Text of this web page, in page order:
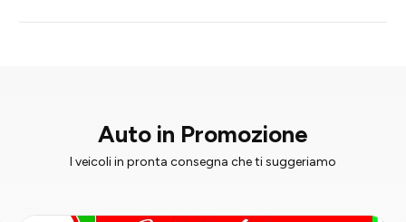
Auto in Promozione
I veicoli in pronta consegna che ti suggeriamo